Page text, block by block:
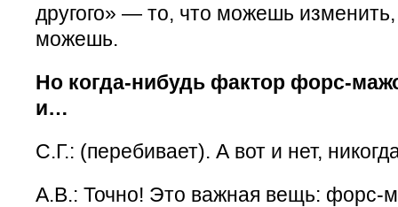
другого» — то, что можешь изменить,
можешь.
Но когда-нибудь фактор форс-
и…
С.Г.: (перебивает). А вот и нет,
А.В.: Точно! Это важная вещь: форс-